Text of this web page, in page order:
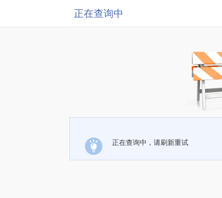
正在查询中
正在查询中，请刷新重试